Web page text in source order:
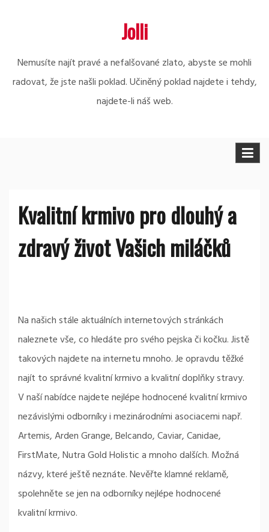
Jolli
Nemusíte najít pravé a nefalšované zlato, abyste se mohli
radovat, že jste našli poklad. Učiněný poklad najdete i tehdy,
najdete-li náš web.
Kvalitní krmivo pro dlouhý a
zdravý život Vašich miláčků
Na našich stále aktuálních internetových stránkách
naleznete vše, co hledáte pro svého pejska či kočku. Jistě
takových najdete na internetu mnoho. Je opravdu těžké
najít to správnékvalitní krmivoa kvalitní doplňky stravy.
V naší nabídce najdete nejlépe hodnocené kvalitní krmivo
nezávislými odborníky i mezinárodními asociacemi např.
Artemis, Arden Grange, Belcando, Caviar, Canidae,
FirstMate, Nutra Gold Holistic a mnoho dalších. Možná
názvy, které ještě neznáte. Nevěřte klamné reklamě,
spolehněte se jen na odborníky nejlépe hodnocené
kvalitní krmivo.